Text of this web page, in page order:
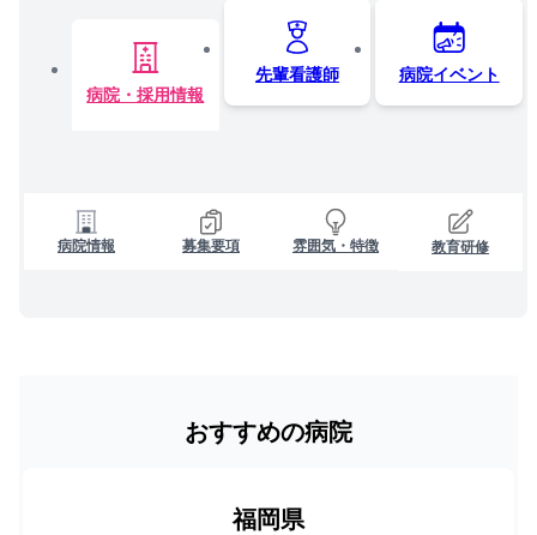
病院・採用情報
先輩看護師 病院イベント
病院情報 募集要項 雰囲気・特徴 教育研修
おすすめの病院
福岡県